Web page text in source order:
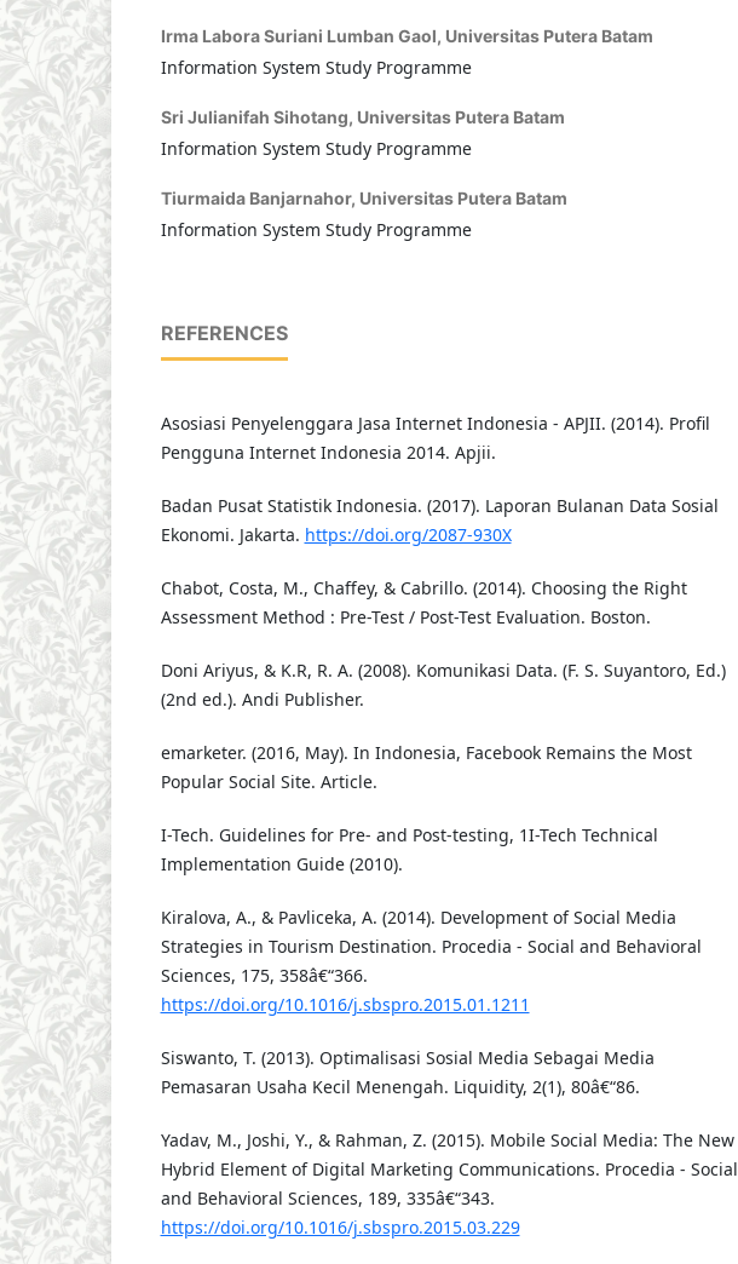
Irma Labora Suriani Lumban Gaol, Universitas Putera Batam
Information System Study Programme
Sri Julianifah Sihotang, Universitas Putera Batam
Information System Study Programme
Tiurmaida Banjarnahor, Universitas Putera Batam
Information System Study Programme
REFERENCES
Asosiasi Penyelenggara Jasa Internet Indonesia - APJII. (2014). Profil
Pengguna Internet Indonesia 2014. Apjii.
Badan Pusat Statistik Indonesia. (2017). Laporan Bulanan Data Sosial
Ekonomi. Jakarta. https://doi.org/2087-930X
Chabot, Costa, M., Chaffey, & Cabrillo. (2014). Choosing the Right
Assessment Method : Pre-Test / Post-Test Evaluation. Boston.
Doni Ariyus, & K.R, R. A. (2008). Komunikasi Data. (F. S. Suyantoro, Ed.)
(2nd ed.). Andi Publisher.
emarketer. (2016, May). In Indonesia, Facebook Remains the Most
Popular Social Site. Article.
I-Tech. Guidelines for Pre- and Post-testing, 1I-Tech Technical
Implementation Guide (2010).
Kiralova, A., & Pavliceka, A. (2014). Development of Social Media
Strategies in Tourism Destination. Procedia - Social and Behavioral
Sciences, 175, 358â€“366.
https://doi.org/10.1016/j.sbspro.2015.01.1211
Siswanto, T. (2013). Optimalisasi Sosial Media Sebagai Media
Pemasaran Usaha Kecil Menengah. Liquidity, 2(1), 80â€“86.
Yadav, M., Joshi, Y., & Rahman, Z. (2015). Mobile Social Media: The New
Hybrid Element of Digital Marketing Communications. Procedia - Social
and Behavioral Sciences, 189, 335â€“343.
https://doi.org/10.1016/j.sbspro.2015.03.229